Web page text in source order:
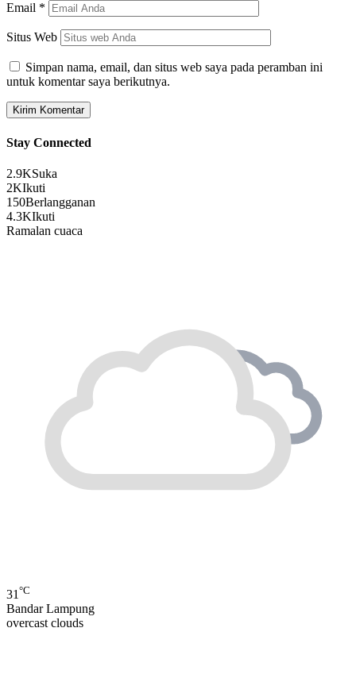
Email *
Situs Web
Simpan nama, email, dan situs web saya pada peramban ini
untuk komentar saya berikutnya.
Stay Connected
2.9KSuka
2KIkuti
150Berlangganan
4.3KIkuti
Ramalan cuaca
31 °C
Bandar Lampung
overcast clouds